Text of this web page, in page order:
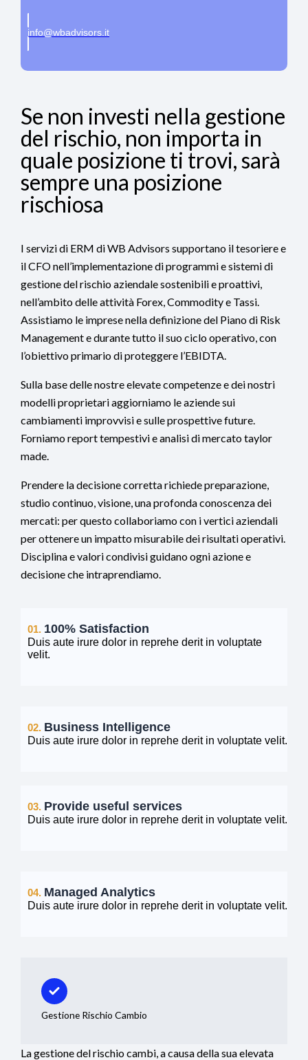
info@wbadvisors.it
Se non investi nella gestione
del rischio, non importa in
quale posizione ti trovi, sarà
sempre una posizione
rischiosa
I servizi di ERM di WB Advisors supportano il tesoriere e
il CFO nell’implementazione di programmi e sistemi di
gestione del rischio aziendale sostenibili e proattivi,
nell’ambito delle attività Forex, Commodity e Tassi.
Assistiamo le imprese nella definizione del Piano di Risk
Management e durante tutto il suo ciclo operativo, con
l’obiettivo primario di proteggere l’EBIDTA.
Sulla base delle nostre elevate competenze e dei nostri
modelli proprietari aggiorniamo le aziende sui
cambiamenti improvvisi e sulle prospettive future.
Forniamo report tempestivi e analisi di mercato taylor
made.
Prendere la decisione corretta richiede preparazione,
studio continuo, visione, una profonda conoscenza dei
mercati: per questo collaboriamo con i vertici aziendali
per ottenere un impatto misurabile dei risultati operativi.
Disciplina e valori condivisi guidano ogni azione e
decisione che intraprendiamo.
01. 100% Satisfaction
Duis aute irure dolor in reprehe derit in voluptate
velit.
02. Business Intelligence
Duis aute irure dolor in reprehe derit in voluptate velit.
03. Provide useful services
Duis aute irure dolor in reprehe derit in voluptate velit.
04. Managed Analytics
Duis aute irure dolor in reprehe derit in voluptate velit.
Gestione Rischio Cambio
La gestione del rischio cambi, a causa della sua elevata